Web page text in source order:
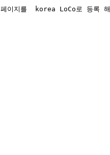
이지를  korea LoCo로 등록 해